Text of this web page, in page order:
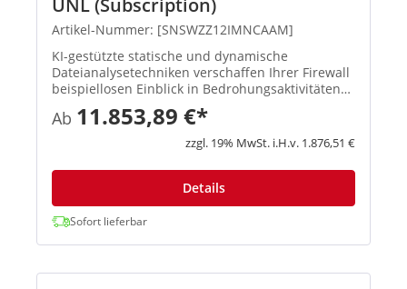
Artikel-Nummer: [SNSWZZ12IMNCAAM]
KI-gestützte statische und dynamische
Dateianalysetechniken verschaffen Ihrer Firewall
beispiellosen Einblick in Bedrohungsaktivitäten
und identifizieren und blockieren so effektiv
Ransomware sowie andere bekannte und
unbekannte Bedrohungen. Mit d...
Ab 11.853,89 €*
zzgl. 19% MwSt. i.H.v. 1.876,51 €
Details
Sofort lieferbar